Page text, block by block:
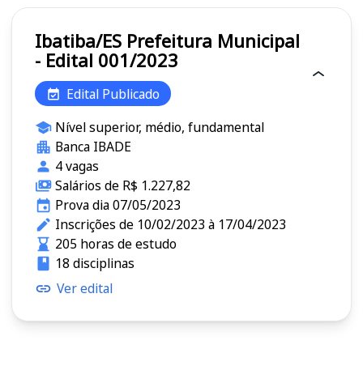
Ibatiba/ES Prefeitura Municipal
- Edital 001/2023
Edital Publicado
Nível superior, médio, fundamental
Banca IBADE
4 vagas
Salários de R$ 1.227,82
Prova dia 07/05/2023
Inscrições de 10/02/2023 à 17/04/2023
205 horas de estudo
18 disciplinas
Ver edital